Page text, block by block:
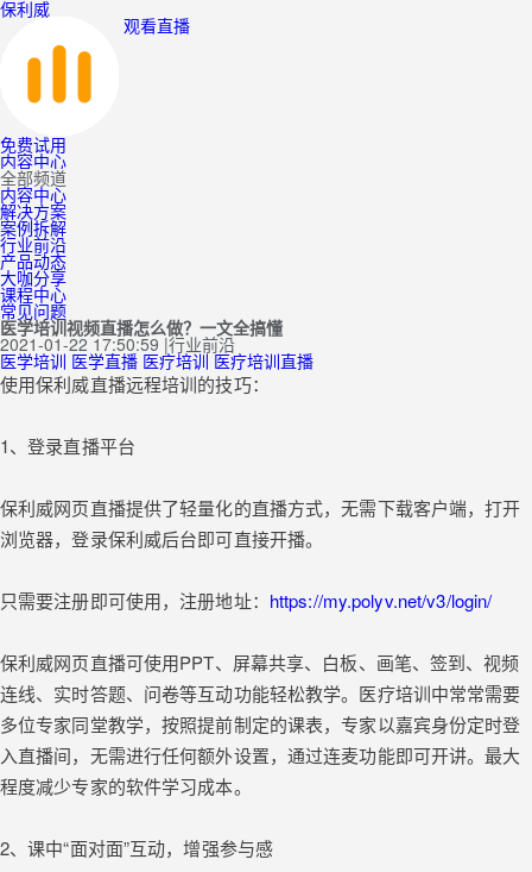
保利威
观看直播
免费试用
内容中心
全部频道
内容中心
解决方案
案例拆解
行业前沿
产品动态
大咖分享
课程中心
常见问题
医学培训视频直播怎么做？一文全搞懂
2021-01-22 17:50:59 |行业前沿
医学培训 医学直播 医疗培训 医疗培训直播
使用保利威直播远程培训的技巧：
1、登录直播平台
保利威网页直播提供了轻量化的直播方式，无需下载客户端，打开
浏览器，登录保利威后台即可直接开播。
只需要注册即可使用，注册地址： https://my.polyv.net/v3/login/
保利威网页直播可使用PPT、屏幕共享、白板、画笔、签到、视频
连线、实时答题、问卷等互动功能轻松教学。医疗培训中常常需要
多位专家同堂教学，按照提前制定的课表，专家以嘉宾身份定时登
入直播间，无需进行任何额外设置，通过连麦功能即可开讲。最大
程度减少专家的软件学习成本。
2、课中“面对面”互动，增强参与感